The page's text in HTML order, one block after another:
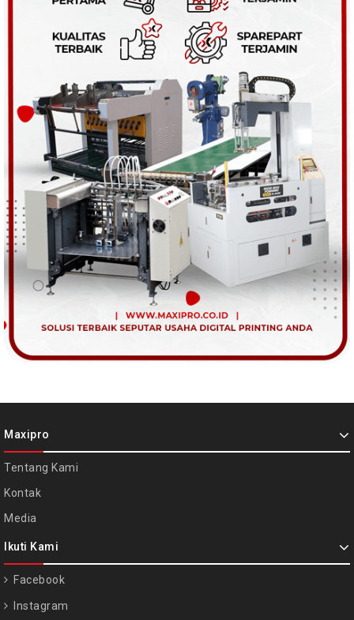
Maxipro
Tentang Kami
Kontak
Media
Ikuti Kami
Facebook
Instagram